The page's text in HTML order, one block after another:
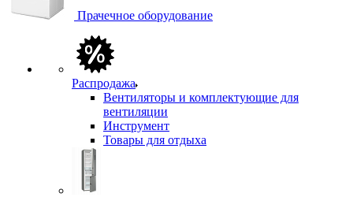
Прачечное оборудование
Распродажа
Вентиляторы и комплектующие для
вентиляции
Инструмент
Товары для отдыха